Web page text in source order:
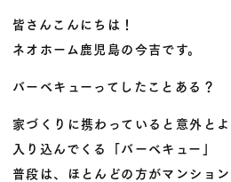
皆さんこんにちは！
ネオホーム鹿児島の今吉です。
バーベキューってしたことある？
家づくりに携わっていると意外と
入り込んでくる「バーベキュー」
普段は、ほとんどの方がマンショ